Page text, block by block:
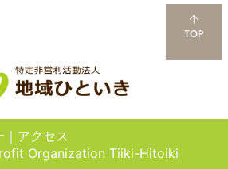
｜ アクセス
Organization Tiiki-Hitoiki